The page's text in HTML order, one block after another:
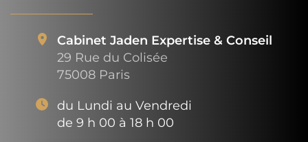
Cabinet Jaden Expertise & Conseil
29 Rue du Colisée
75008 Paris
du Lundi au Vendredi
de 9 h 00 à 18 h 00